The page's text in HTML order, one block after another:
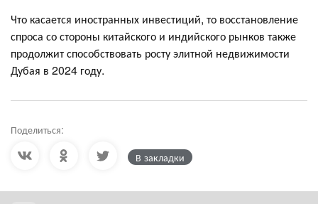
Что касается иностранных инвестиций, то восстановление
спроса со стороны китайского и индийского рынков также
продолжит способствовать росту элитной недвижимости
Дубая в 2024 году.
Поделиться:
В закладки